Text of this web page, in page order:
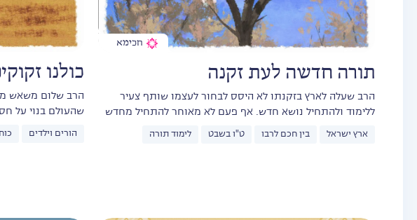
חכימא
תורה חדשה לעת זקנה
הרב שעלה לארץ בזקנתו לא היסס לבחור לעצמו שותף צעיר
ללימוד ולהתחיל נושא חדש. אף פעם לא מאוחר להתחיל מחדש
ארץ ישראל בין חכם לרבו ט"ו בשבט לימוד תורה
כולנו
הרב שלום משאש
שהעולם בנוי על
הורים וילדים